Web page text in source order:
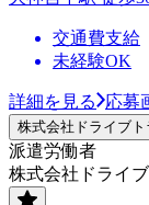
交通費支給
未経験OK
詳細を見る 応募
株式会社ドライブ
派遣労働者
株式会社ドライ